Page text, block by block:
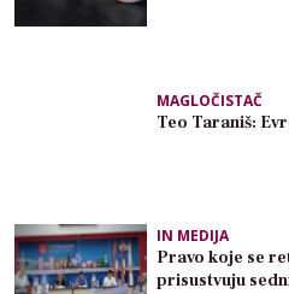
MAGLOČISTAČ
Teo Taraniš:
IN MEDIJA
Pravo koje se
prisustvuju